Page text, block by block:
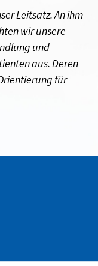
Leitsatz. An ihm
wir unsere
und
aus. Deren
für